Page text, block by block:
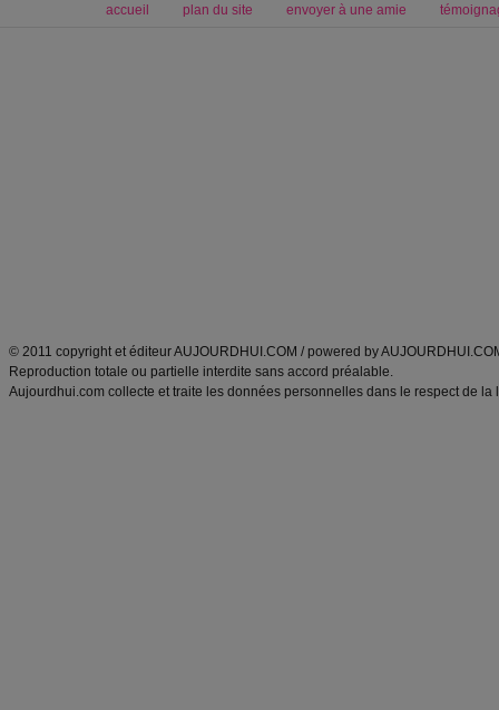
accueil plan du site envoyer à une amie
© 2011 copyright et éditeur AUJOURDHUI.COM / powered by
Reproduction totale ou partielle interdite sans accord préalable.
Aujourdhui.com collecte et traite les données personnelles dans le respect de